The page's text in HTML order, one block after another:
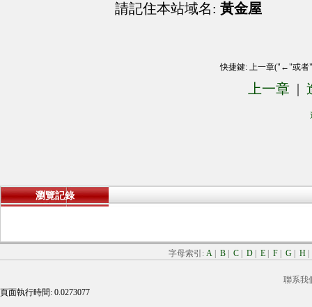
請記住本站域名: 黃金屋
快捷鍵: 上一章("←"或
上一章 |
瀏覽記錄
字母索引: A B C D E F G H
聯系我
頁面執行時間: 0.0273077